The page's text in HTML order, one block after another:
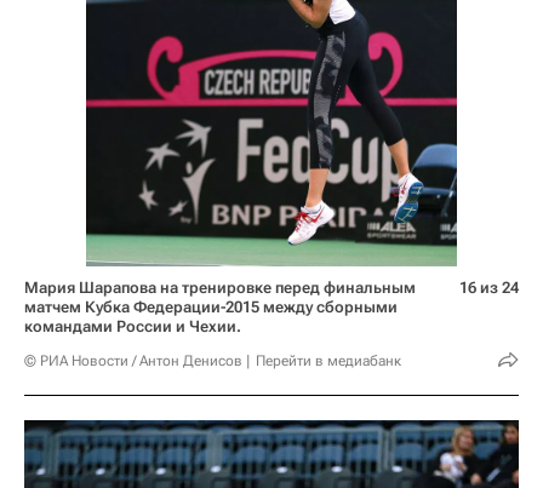
Мария Шарапова на тренировке перед финальным
матчем Кубка Федерации-2015 между сборными
командами России и Чехии.
© РИА Новости / Антон Денисов Перейти в медиабанк
16 из 24